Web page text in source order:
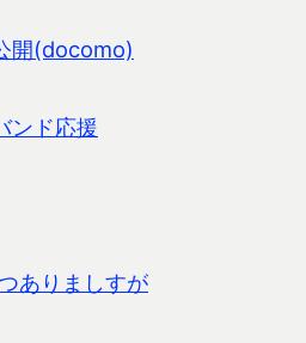
開(docomo)
ンド応援
ありましすが